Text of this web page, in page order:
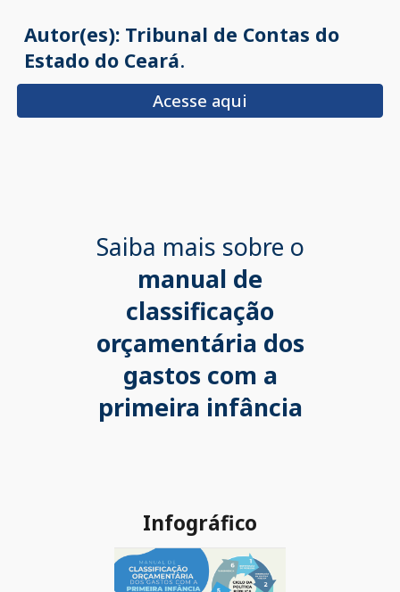
Autor(es): Tribunal de Contas do
Estado do Ceará.
Acesse aqui
Saiba mais sobre o
manual de
classificação
orçamentária dos
gastos com a
primeira infância
Infográfico